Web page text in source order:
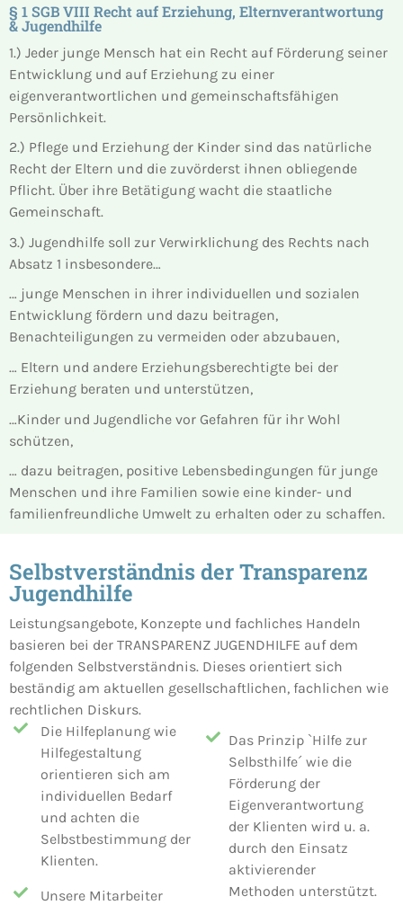
§ 1 SGB VIII Recht auf Erziehung, Elternverantwortung
& Jugendhilfe
1.) Jeder junge Mensch hat ein Recht auf Förderung seiner
Entwicklung und auf Erziehung zu einer
eigenverantwortlichen und gemeinschaftsfähigen
Persönlichkeit.
2.) Pflege und Erziehung der Kinder sind das natürliche
Recht der Eltern und die zuvörderst ihnen obliegende
Pflicht. Über ihre Betätigung wacht die staatliche
Gemeinschaft.
3.) Jugendhilfe soll zur Verwirklichung des Rechts nach
Absatz 1 insbesondere…
… junge Menschen in ihrer individuellen und sozialen
Entwicklung fördern und dazu beitragen,
Benachteiligungen zu vermeiden oder abzubauen,
… Eltern und andere Erziehungsberechtigte bei der
Erziehung beraten und unterstützen,
…Kinder und Jugendliche vor Gefahren für ihr Wohl
schützen,
… dazu beitragen, positive Lebensbedingungen für junge
Menschen und ihre Familien sowie eine kinder- und
familienfreundliche Umwelt zu erhalten oder zu schaffen.
Selbstverständnis der Transparenz
Jugendhilfe
Leistungsangebote, Konzepte und fachliches Handeln
basieren bei der TRANSPARENZ JUGENDHILFE auf dem
folgenden Selbstverständnis. Dieses orientiert sich
beständig am aktuellen gesellschaftlichen, fachlichen wie
rechtlichen Diskurs.
Die Hilfeplanung wie
Hilfegestaltung
orientieren sich am
individuellen Bedarf
und achten die
Selbstbestimmung der
Klienten.
Unsere Mitarbeiter
Das Prinzip `Hilfe zur
Selbsthilfe´ wie die
Förderung der
Eigenverantwortung
der Klienten wird u. a.
durch den Einsatz
aktivierender
Methoden unterstützt.